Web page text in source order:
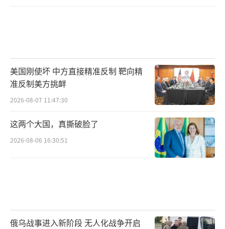
美国刚使坏 中方直接精准反制 靶向精
准反制美方挑衅
2026-08-07 11:47:30
这两个大国，真撕破脸了
2026-08-06 16:30:51
俄乌战事进入新阶段 无人化战争开启